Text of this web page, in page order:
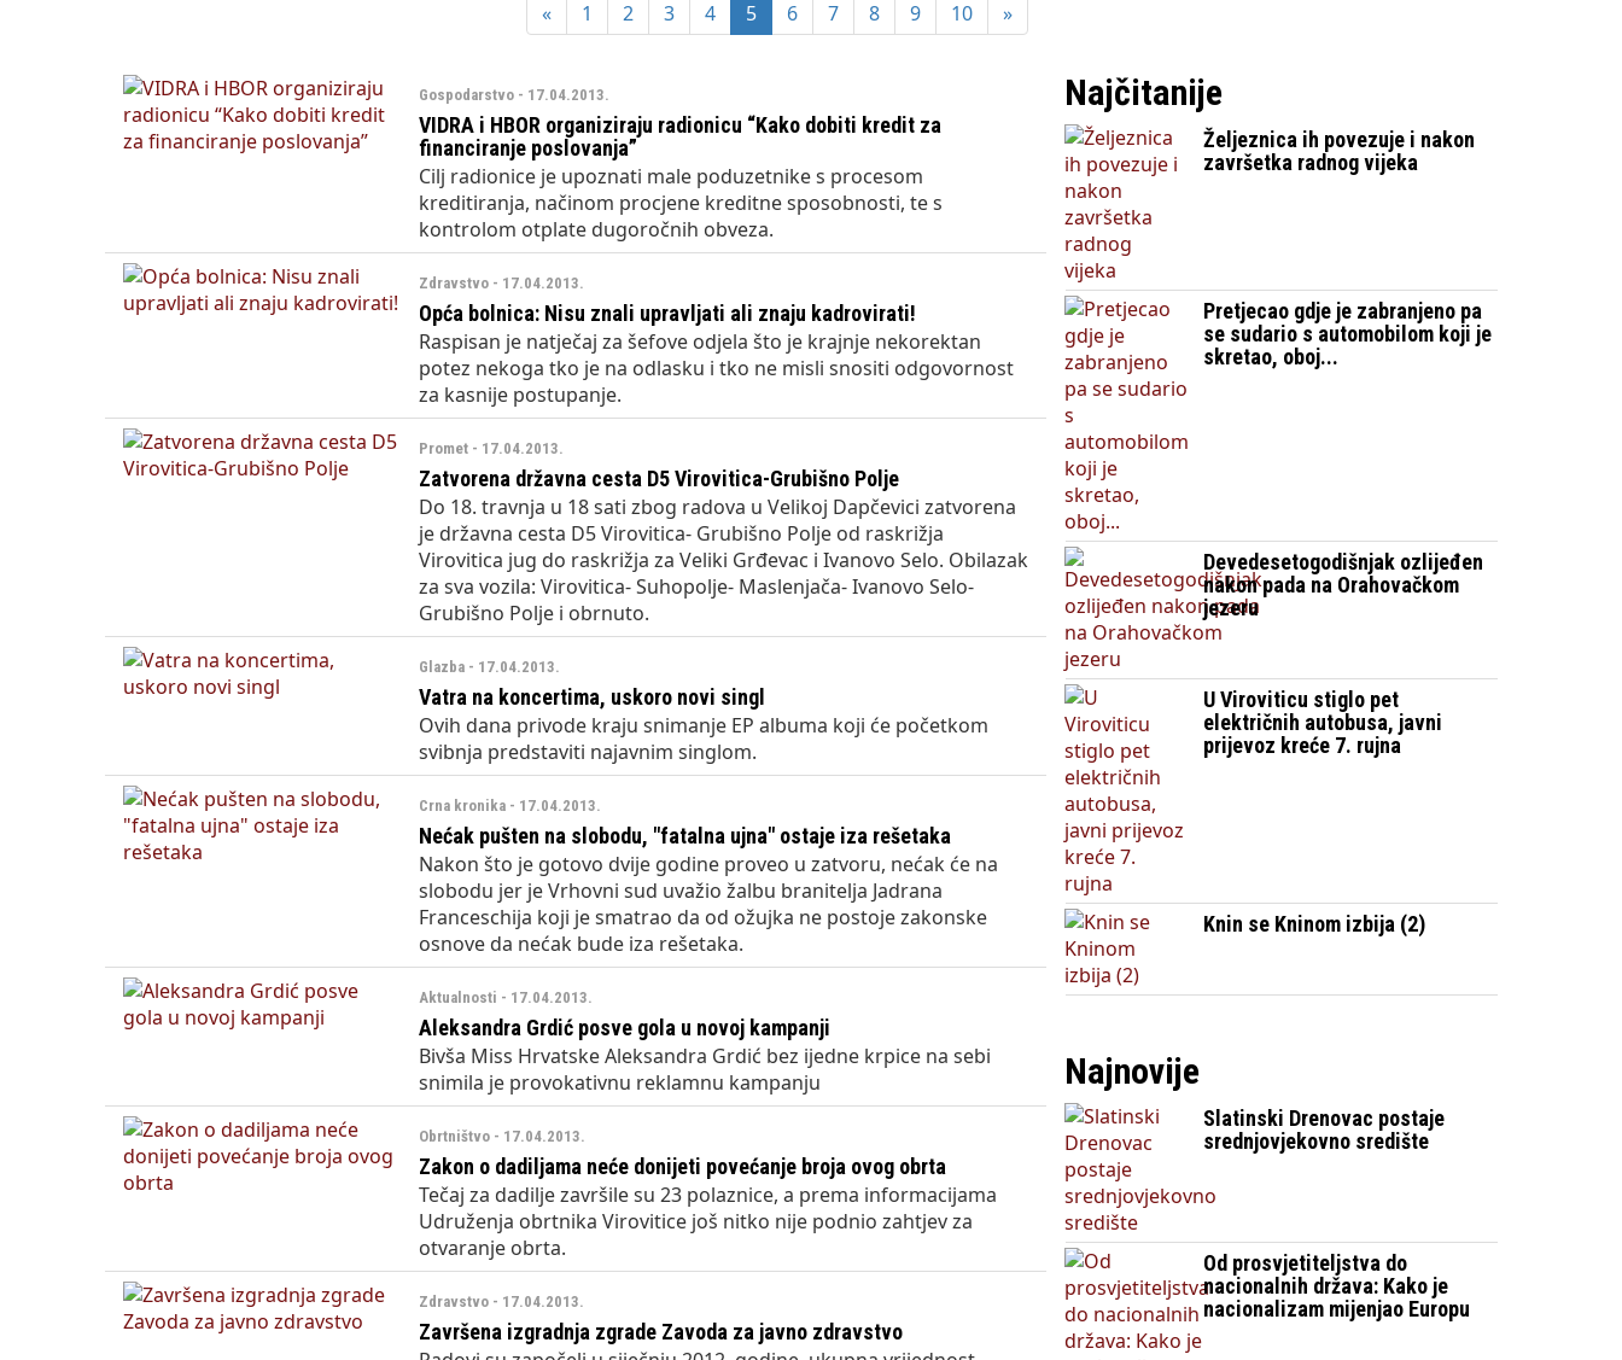
« 1 2 3 4 5 6 7 8 9 10 »
Gospodarstvo - 17.04.2013.
VIDRA i HBOR organiziraju radionicu “Kako dobiti kredit za
financiranje poslovanja”
Cilj radionice je upoznati male poduzetnike s procesom
kreditiranja, načinom procjene kreditne sposobnosti, te s
kontrolom otplate dugoročnih obveza.
Zdravstvo - 17.04.2013.
Opća bolnica: Nisu znali upravljati ali znaju kadrovirati!
Raspisan je natječaj za šefove odjela što je krajnje nekorektan
potez nekoga tko je na odlasku i tko ne misli snositi odgovornost
za kasnije postupanje.
Promet - 17.04.2013.
Zatvorena državna cesta D5 Virovitica-Grubišno Polje
Do 18. travnja u 18 sati zbog radova u Velikoj Dapčevici zatvorena
je državna cesta D5 Virovitica- Grubišno Polje od raskrižja
Virovitica jug do raskrižja za Veliki Grđevac i Ivanovo Selo. Obilazak
za sva vozila: Virovitica- Suhopolje- Maslenjača- Ivanovo Selo-
Grubišno Polje i obrnuto.
Glazba - 17.04.2013.
Vatra na koncertima, uskoro novi singl
Ovih dana privode kraju snimanje EP albuma koji će početkom
svibnja predstaviti najavnim singlom.
Crna kronika - 17.04.2013.
Nećak pušten na slobodu, "fatalna ujna" ostaje iza rešetaka
Nakon što je gotovo dvije godine proveo u zatvoru, nećak će na
slobodu jer je Vrhovni sud uvažio žalbu branitelja Jadrana
Franceschija koji je smatrao da od ožujka ne postoje zakonske
osnove da nećak bude iza rešetaka.
Aktualnosti - 17.04.2013.
Aleksandra Grdić posve gola u novoj kampanji
Bivša Miss Hrvatske Aleksandra Grdić bez ijedne krpice na sebi
snimila je provokativnu reklamnu kampanju
Obrtništvo - 17.04.2013.
Zakon o dadiljama neće donijeti povećanje broja ovog obrta
Tečaj za dadilje završile su 23 polaznice, a prema informacijama
Udruženja obrtnika Virovitice još nitko nije podnio zahtjev za
otvaranje obrta.
Zdravstvo - 17.04.2013.
Završena izgradnja zgrade Zavoda za javno zdravstvo
Najčitanije
Željeznica ih povezuje i nakon
završetka radnog vijeka
Pretjecao gdje je zabranjeno pa
se sudario s automobilom koji je
skretao, oboj...
Devedesetogodišnjak ozlijeđen
nakon pada na Orahovačkom
jezeru
U Viroviticu stiglo pet
električnih autobusa, javni
prijevoz kreće 7. rujna
Knin se Kninom izbija (2)
Najnovije
Slatinski Drenovac postaje
srednjovjekovno središte
Od prosvjetiteljstva do
nacionalnih država: Kako je
nacionalizam mijenjao Europu